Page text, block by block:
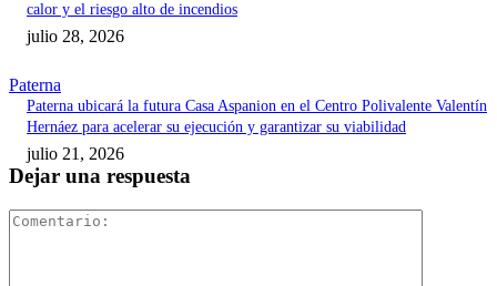
calor y el riesgo alto de incendios
julio 28, 2026
Paterna
Paterna ubicará la futura Casa Aspanion en el Centro Polivalente Valentín
Hernáez para acelerar su ejecución y garantizar su viabilidad
julio 21, 2026
Dejar una respuesta